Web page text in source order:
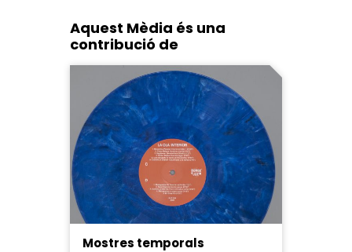
Aquest Mèdia és una
contribució de
Mostres temporals